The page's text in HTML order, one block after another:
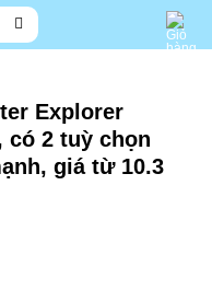
Explorer
có 2 tuỳ chọn
giá từ 10.3